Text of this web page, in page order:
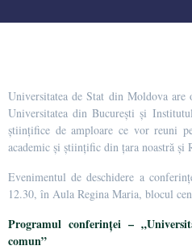
Universitatea de Stat din Moldova are
Universitatea din București și
științifice de amploare ce vor reuni
academic și științific din țara noastră și
Evenimentul de deschidere a
12.30, în Aula Regina Maria, blocul
Programul conferinței –
comun”